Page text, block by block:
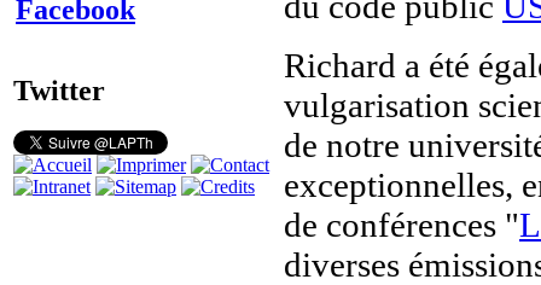
Facebook
Twitter
Richard a été
vulgarisation
de notre
exceptionnelles,
de conférences "
diverses